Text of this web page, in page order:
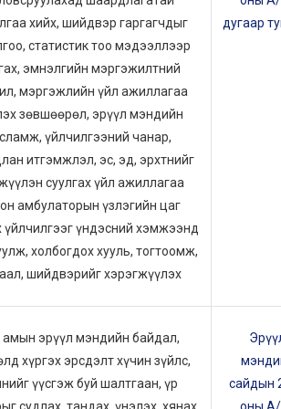
хийх, шийдвэр гаргагчдыг
статистик тоо мэдээллээр
эмнэлгийн мэргэжилтний
мэргэжлийн үйл ажиллагаа
зөвшөөрөл, эрүүл мэндийн
үйлчилгээний чанар,
итгэмжлэл, эс, эд, эрхтнийг
суулгах үйл ажиллагаа
амбулаторын үзлэгийн цаг
үйлчилгээг үндэсний хэмжээнд
холбогдох хууль, тогтоомж,
шийдвэрийг хэрэгжүүлэх
дугаар
амын эрүүл мэндийн байдал,
хүргэх эрсдэлт хүчин зүйлс,
үүсгэж буй шалтгаан, үр
сайдын